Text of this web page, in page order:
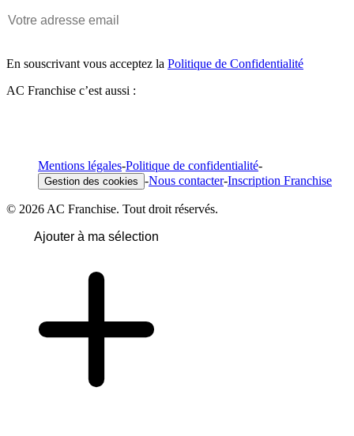
En souscrivant vous acceptez la Politique de Confidentialité
AC Franchise c’est aussi :
Mentions légales-Politique de confidentialité-
Gestion des cookies -Nous contacter-Inscription Franchise
© 2026 AC Franchise. Tout droit réservés.
Ajouter à ma sélection